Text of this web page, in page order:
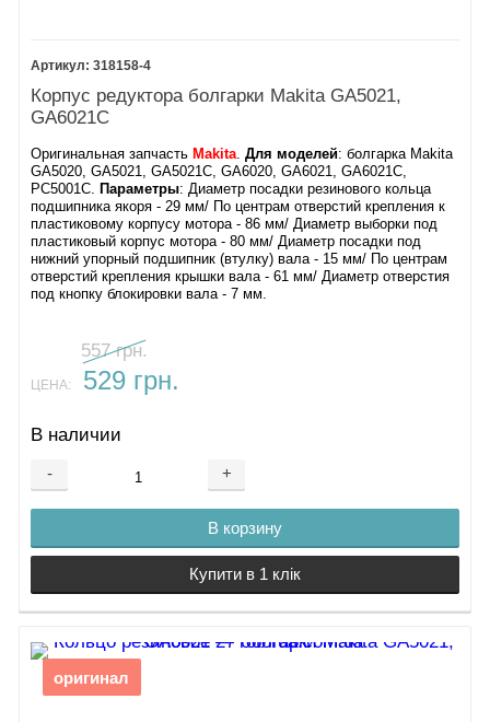
318158-4
Корпус редуктора болгарки Makita GA5021,
GA6021C
Оригинальная запчасть Makita.Для моделей: болгарка Makita
GA5020, GA5021, GA5021C, GA6020, GA6021, GA6021C,
PC5001C. Параметры: Диаметр посадки резинового кольца
подшипника якоря - 29 мм/ По центрам отверстий крепления к
пластиковому корпусу мотора - 86 мм/ Диаметр выборки под
пластиковый корпус мотора - 80 мм/ Диаметр посадки под
нижний упорный подшипник (втулку) вала - 15 мм/ По центрам
отверстий крепления крышки вала - 61 мм/ Диаметр отверстия
под кнопку блокировки вала - 7 мм.
557 грн.
ЦЕНА: 529 грн.
В наличии
- +
В корзину
Купити в 1 клік
оригинал